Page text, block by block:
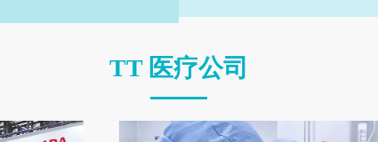
TT 医疗公司